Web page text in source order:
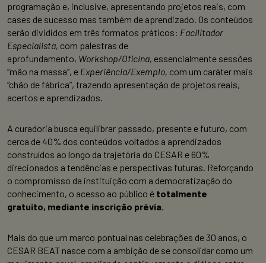
programação e, inclusive, apresentando projetos reais, com
cases de sucesso mas também de aprendizado. Os conteúdos
serão divididos em três formatos práticos: Facilitador
Especialista, com palestras de
aprofundamento, Workshop/Oficina, essencialmente sessões
“mão na massa”, e Experiência/Exemplo, com um caráter mais
“chão de fábrica”, trazendo apresentação de projetos reais,
acertos e aprendizados.
A curadoria busca equilibrar passado, presente e futuro, com
cerca de 40% dos conteúdos voltados a aprendizados
construídos ao longo da trajetória do CESAR e 60%
direcionados a tendências e perspectivas futuras. Reforçando
o compromisso da instituição com a democratização do
conhecimento, o acesso ao público é totalmente
gratuito, mediante inscrição prévia.
Mais do que um marco pontual nas celebrações de 30 anos, o
CESAR BEAT nasce com a ambição de se consolidar como um